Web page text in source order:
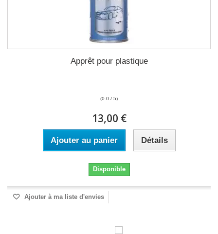
Apprêt pour plastique
(0.0 / 5)
13,00 €
Ajouter au panier Détails
Disponible
Ajouter à ma liste d'envies